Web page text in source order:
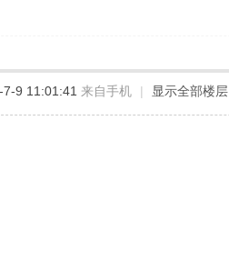
9 11:01:41 来自手机 | 显示全部楼层